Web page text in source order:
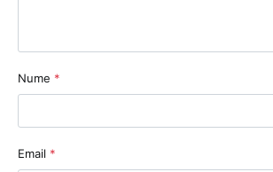
Nume *
Email *